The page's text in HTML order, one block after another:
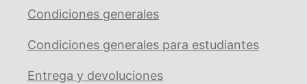
Condiciones generales
Condiciones generales para estudiantes
Entrega y devoluciones